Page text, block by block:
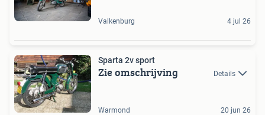
Valkenburg 4 jul 26
Sparta 2v sport
Zie omschrijving Details
Warmond 20 jun 26